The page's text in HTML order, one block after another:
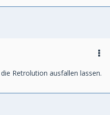
Retrolution ausfallen lassen.